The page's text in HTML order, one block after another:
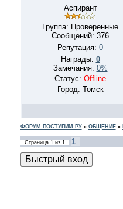
Аспирант
Группа: Проверенные
Сообщений: 376
Репутация: 0
Награды: 0
Замечания: 0%
Статус: Offline
Город: Томск
ФОРУМ ПОСТУПИМ.РУ» ОБЩЕНИЕ»
Страница 1из 1 1